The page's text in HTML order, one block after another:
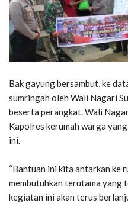
Bak gayung bersambut, ke
sumringah oleh Wali Nagari
beserta perangkat. Wali
Kapolres kerumah warga
ini.⁣
“Bantuan ini kita antarkan ke
membutuhkan terutama yang
kegiatan ini akan terus